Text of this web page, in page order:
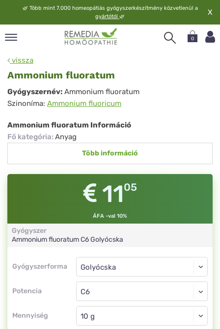
🌿 Több mint 7.000 homeopátiás gyógyszerkészítmény közvetlenül a
gyártótól 🌿 X
0
vissza
Ammonium fluoratum
Ammonium
fluoratum
Gyógyszernév: Ammonium fluoratum
Szinoníma: Ammonium fluoricum
Ammonium fluoratum Információ
Fő kategória: Anyag
Több információ
1105
ÁFA -val 10%
Gyógyszer
Ammonium fluoratumC6Golyócska
Gyógyszerforma
Gyógyszerforma
Potencia
Golyócska
C6
Mennyiség
Golyócska